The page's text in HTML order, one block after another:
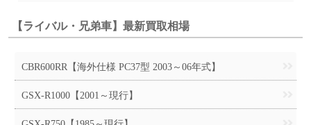
【ライバル・兄弟車】最新買取相場
CBR600RR【海外仕様 PC37型 2003～06年式】
GSX-R1000【2001～現行】